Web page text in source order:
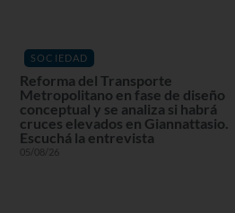
SOCIEDAD
Reforma del Transporte
Metropolitano en fase de diseño
conceptual y se analiza si habrá
cruces elevados en Giannattasio.
Escuchá la entrevista
05/08/26